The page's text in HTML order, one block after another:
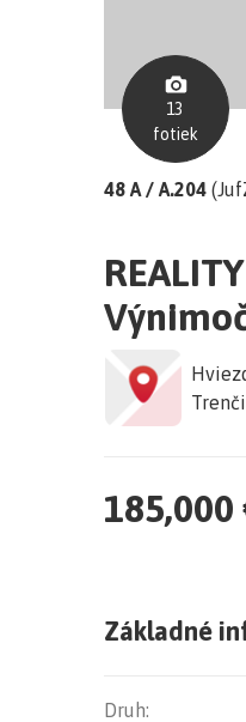
13
fotiek
48 A / A.204
185,000
Základné
Druh: